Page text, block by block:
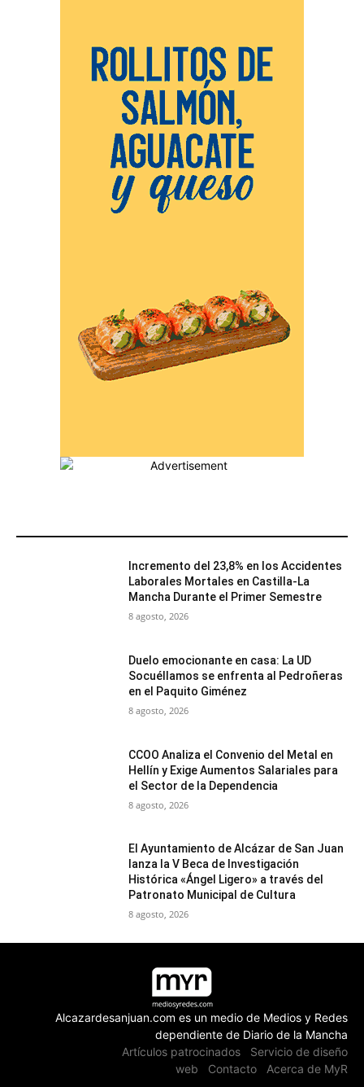
Incremento del 23,8% en los Accidentes
Laborales Mortales en Castilla-La
Mancha Durante el Primer Semestre
8 agosto, 2026
Duelo emocionante en casa: La UD
Socuéllamos se enfrenta al Pedroñeras
en el Paquito Giménez
8 agosto, 2026
CCOO Analiza el Convenio del Metal en
Hellín y Exige Aumentos Salariales para
el Sector de la Dependencia
8 agosto, 2026
El Ayuntamiento de Alcázar de San Juan
lanza la V Beca de Investigación
Histórica «Ángel Ligero» a través del
Patronato Municipal de Cultura
8 agosto, 2026
Alcazardesanjuan.com es un medio de Medios y Redes
dependiente de Diario de la Mancha
Artículos patrocinados
Servicio de diseño
web
Contacto Acerca de MyR